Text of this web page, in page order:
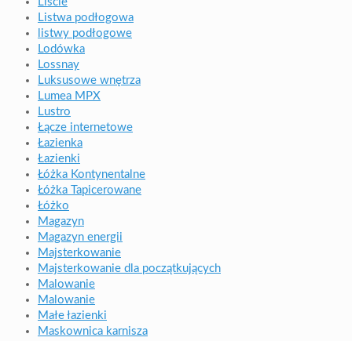
Listwa podłogowa
listwy podłogowe
Lodówka
Lossnay
Luksusowe wnętrza
Lumea MPX
Lustro
Łącze internetowe
Łazienka
Łazienki
Łóżka Kontynentalne
Łóżka Tapicerowane
Łóżko
Magazyn
Magazyn energii
Majsterkowanie
Majsterkowanie dla początkujących
Malowanie
Malowanie
Małe łazienki
Maskownica karnisza